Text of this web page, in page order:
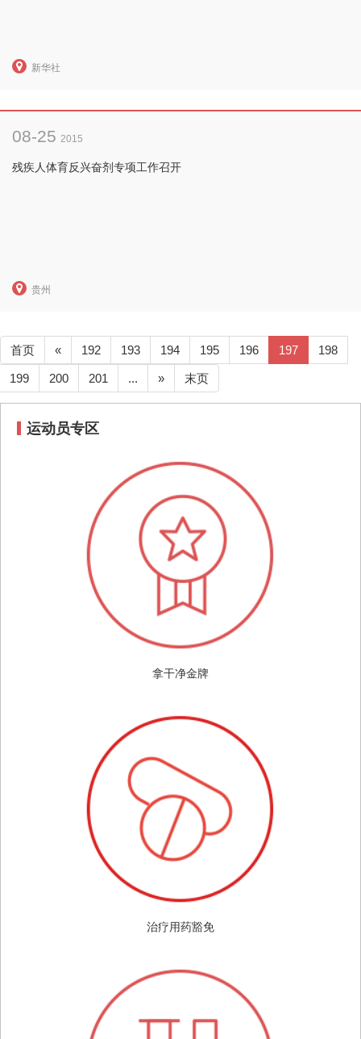
新华社
08-25 2015
残疾人体育反兴奋剂专项工作召开
贵州
首页 « 192 193 194 195 196 197 198
199 200 201 ... » 末页
运动员专区
拿干净金牌
治疗用药豁免